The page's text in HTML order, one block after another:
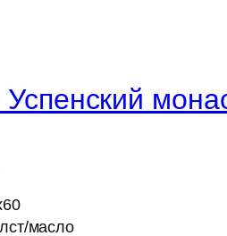
Успенский
масло